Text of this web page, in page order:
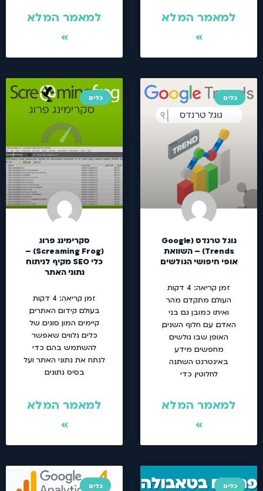
למאמר המלא
»
למאמר המלא
»
כלים
גוגל טרנדס (Google
Trends) – השוואת
אופי חיפושי הגולשים
זמן קריאה: 4 דקות
העולם מתקדם מהר
ואיתו כמובן גם בני
האדם. עם חלוף השנים,
האופן שבו גולשים
מחפשים מידע
באינטרנט השתנה
לחלוטין. כדי
למאמר המלא
»
כלים
סקרימינג פרוג
(Screaming Frog) –
כלי SEO מקיף לניתוח
נתוני האתר
זמן קריאה: 4 דקות
בעולם קידום האתרים,
קיימים המון סוגים של
כלים נלווים שאפשר
להשתמש בהם כדי
לנתח את נתוני האתר ועל
בסיס נתונים
למאמר המלא
»
כלים כלים